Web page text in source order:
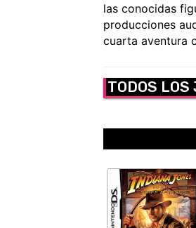
las conocidas
producciones
cuarta aventura
TODOS